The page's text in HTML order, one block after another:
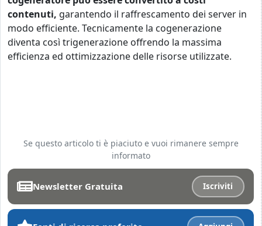
contenuti, garantendo il raffrescamento dei server in
modo efficiente. Tecnicamente la cogenerazione
diventa così trigenerazione offrendo la massima
efficienza ed ottimizzazione delle risorse utilizzate.
Se questo articolo ti è piaciuto e vuoi rimanere sempre
informato
Newsletter Gratuita Iscriviti